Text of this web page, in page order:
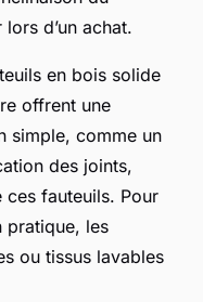
d’un achat.
en bois solide
offrent une
simple, comme un
des joints,
fauteuils. Pour
pratique, les
ou tissus lavables